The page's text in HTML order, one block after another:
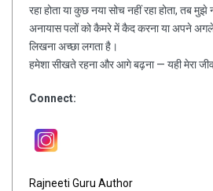
रहा होता या कुछ नया सोच नहीं रहा होता, तब
अनायास पलों को कैमरे में कैद करना या अपने
लिखना अच्छा लगता है।
हमेशा सीखते रहना और आगे बढ़ना — यही मेरा
Connect:
Rajneeti Guru Author